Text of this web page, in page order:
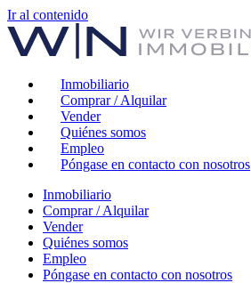
Ir al contenido
Inmobiliario
Comprar / Alquilar
Vender
Quiénes somos
Empleo
Póngase en contacto con nosotros
Inmobiliario
Comprar / Alquilar
Vender
Quiénes somos
Empleo
Póngase en contacto con nosotros